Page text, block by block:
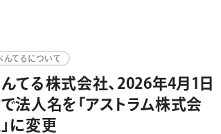
んてるについて
てる株式会社、2026年4月1日
法人名を「アストラム株式会
に変更